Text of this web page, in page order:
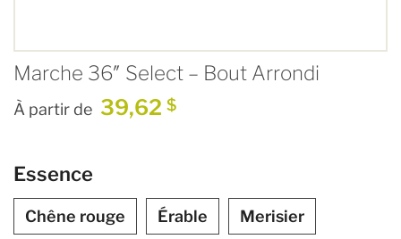
Marche 36″ Select – Bout Arrondi
À partir de 39,62 $
Essence
Chêne rouge Érable Merisier